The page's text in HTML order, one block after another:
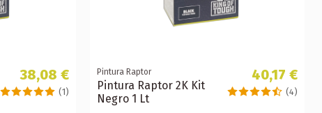
38,08 €
(1)
Pintura Raptor
Pintura Raptor 2K Kit
Negro 1 Lt
40,17 €
(4)